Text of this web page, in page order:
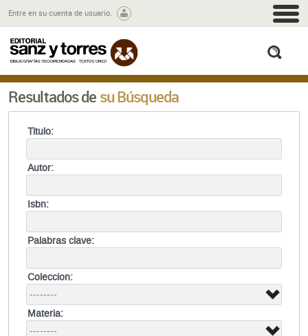
Entre en su cuenta de usuario.
Resultados de su Búsqueda
Titulo:
Autor:
Isbn:
Palabras clave:
Coleccion:
Materia: